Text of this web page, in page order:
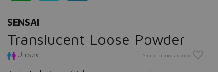
SENSAI
Translucent Loose Powder
Unisex Marcar como favorito